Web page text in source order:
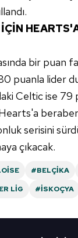
bir puan
puanla lider
Celtic ise 79
serisini
çıkacak.
#BELÇIKA
LIG #İSKOÇYA